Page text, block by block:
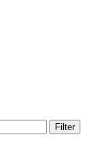
Filter